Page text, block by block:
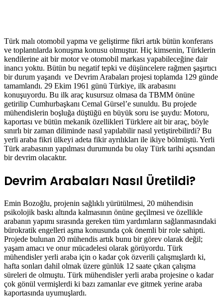
Türk malı otomobil yapma ve geliştirme fikri artık bütün konferans
ve toplantılarda konuşma konusu olmuştur. Hiç kimsenin, Türklerin
kendilerine ait bir motor ve otomobil markası yapabileceğine dair
inancı yoktu. Bütün bu negatif tepki ve düşüncelere rağmen şaşırtıcı
bir durum yaşandı ve Devrim Arabaları projesi toplamda 129 günde
tamamlandı. 29 Ekim 1961 günü Türkiye, ilk arabasını
konuşuyordu. Bu ilk araç kusursuz olmasa da TBMM önüne
getirilip Cumhurbaşkanı Cemal Gürsel’e sunuldu. Bu projede
mühendislerin boşluğa düştüğü en büyük soru ise şuydu: Motoru,
kaportası ve bütün mekanik özellikleri Türklere ait bir araç, böyle
sınırlı bir zaman diliminde nasıl yapılabilir nasıl yetiştirebilirdi? Bu
yerli araba fikri ülkeyi adeta fikir ayrılıkları ile ikiye bölmüştü. Yerli
Türk arabasının yapılması durumunda bu olay Türk tarihi açısından
bir devrim olacaktır.
Devrim Arabaları Nasıl Üretildi?
Emin Bozoğlu, projenin sağlıklı yürütülmesi, 20 mühendisin
psikolojik baskı altında kalmasının önüne geçilmesi ve özellikle
arabanın yapımı sırasında gereken tüm yardımların sağlanmasındaki
bürokratik engelleri aşma konusunda çok önemli bir role sahipti.
Projede bulunan 20 mühendis artık bunu bir görev olarak değil;
yaşam amacı ve onur mücadelesi olarak görüyordu. Türk
mühendisler yerli araba için o kadar çok özverili çalışmışlardı ki,
hafta sonları dahil olmak üzere günlük 12 saate çıkan çalışma
süreleri de olmuştu. Türk mühendisler yerli araba projesine o kadar
çok gönül vermişlerdi ki bazı zamanlar eve gitmek yerine araba
kaportasında uyumuşlardı.